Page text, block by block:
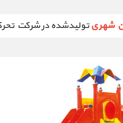
شهریتولیدشده در شرکت